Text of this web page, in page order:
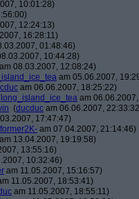
10:01:28)
12:24:13)
16:28:11)
01:48:46)
10:44:28)
am 08.03.2007, 12:08:24)
am 05.06.2007,
am 06.06.2007, 18:25:22)
long_island_ice_tea am
(ducduc am 06.06.2007,
17:47:47)
am 07.04.2007, 21:14:46)
am 13.04.2007, 19:19:58)
13:55:16)
10:32:46)
am 11.05.2007, 15:16:57)
11.05.2007, 18:53:41)
am 11.05.2007, 18:55:11)